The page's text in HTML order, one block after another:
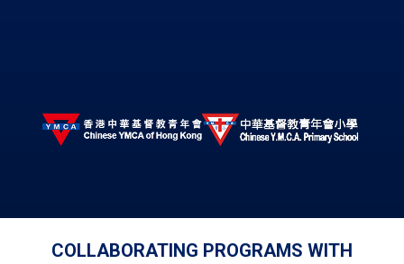
COLLABORATING PROGRAMS WITH